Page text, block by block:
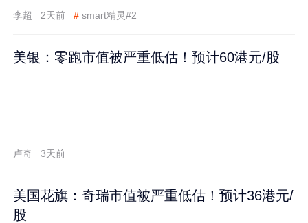
李超 2天前 # smart精灵#2
美银：零跑市值被严重低估！预计60港元/股
卢奇 3天前
美国花旗：奇瑞市值被严重低估！预计36港元/
股